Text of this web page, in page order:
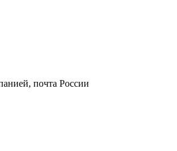
почта России